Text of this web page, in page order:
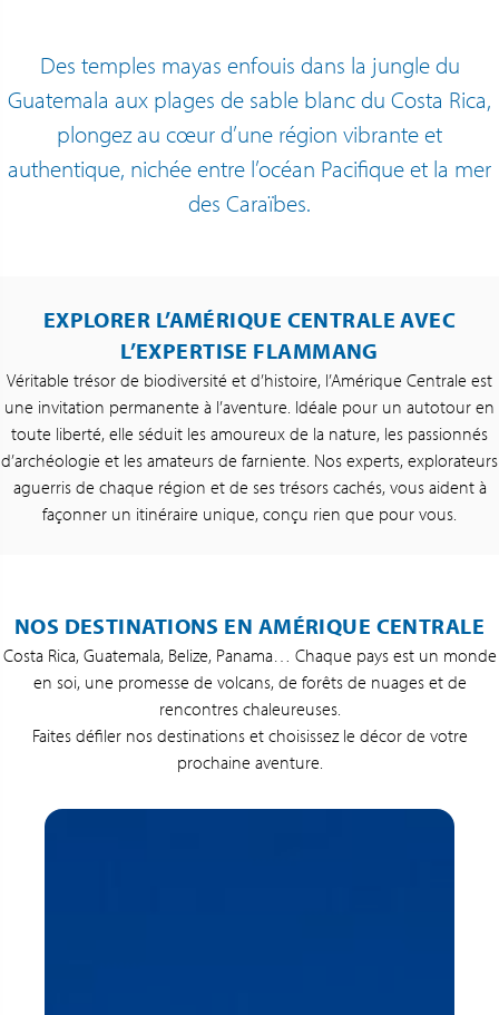
Des temples mayas enfouis dans la jungle du
Guatemala aux plages de sable blanc du Costa Rica,
plongez au cœur d’une région vibrante et
authentique, nichée entre l’océan Pacifique et la mer
des Caraïbes.
EXPLORER L’AMÉRIQUE CENTRALE AVEC
L’EXPERTISE FLAMMANG
Véritable trésor de biodiversité et d’histoire, l’Amérique Centrale est
une invitation permanente à l’aventure. Idéale pour un autotour en
toute liberté, elle séduit les amoureux de la nature, les passionnés
d’archéologie et les amateurs de farniente. Nos experts, explorateurs
aguerris de chaque région et de ses trésors cachés, vous aident à
façonner un itinéraire unique, conçu rien que pour vous.
NOS DESTINATIONS EN AMÉRIQUE CENTRALE
Costa Rica, Guatemala, Belize, Panama… Chaque pays est un monde
en soi, une promesse de volcans, de forêts de nuages et de
rencontres chaleureuses.
Faites défiler nos destinations et choisissez le décor de votre
prochaine aventure.